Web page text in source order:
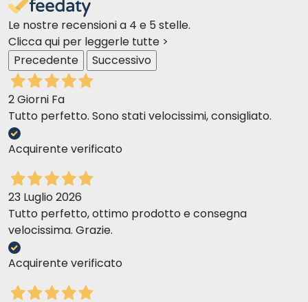
Le nostre recensioni a 4 e 5 stelle.
Clicca qui per leggerle tutte >
Precedente
Successivo
2 Giorni Fa
Tutto perfetto. Sono stati velocissimi, consigliato.
Acquirente verificato
23 Luglio 2026
Tutto perfetto, ottimo prodotto e consegna
velocissima. Grazie.
Acquirente verificato